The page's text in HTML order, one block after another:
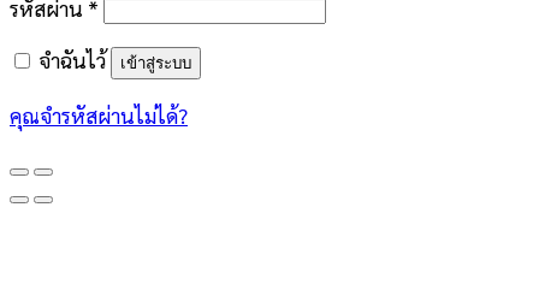
รหัสผ่าน *
จำฉันไว้
เข้าสู่ระบบ
คุณจำรหัสผ่านไม่ได้?